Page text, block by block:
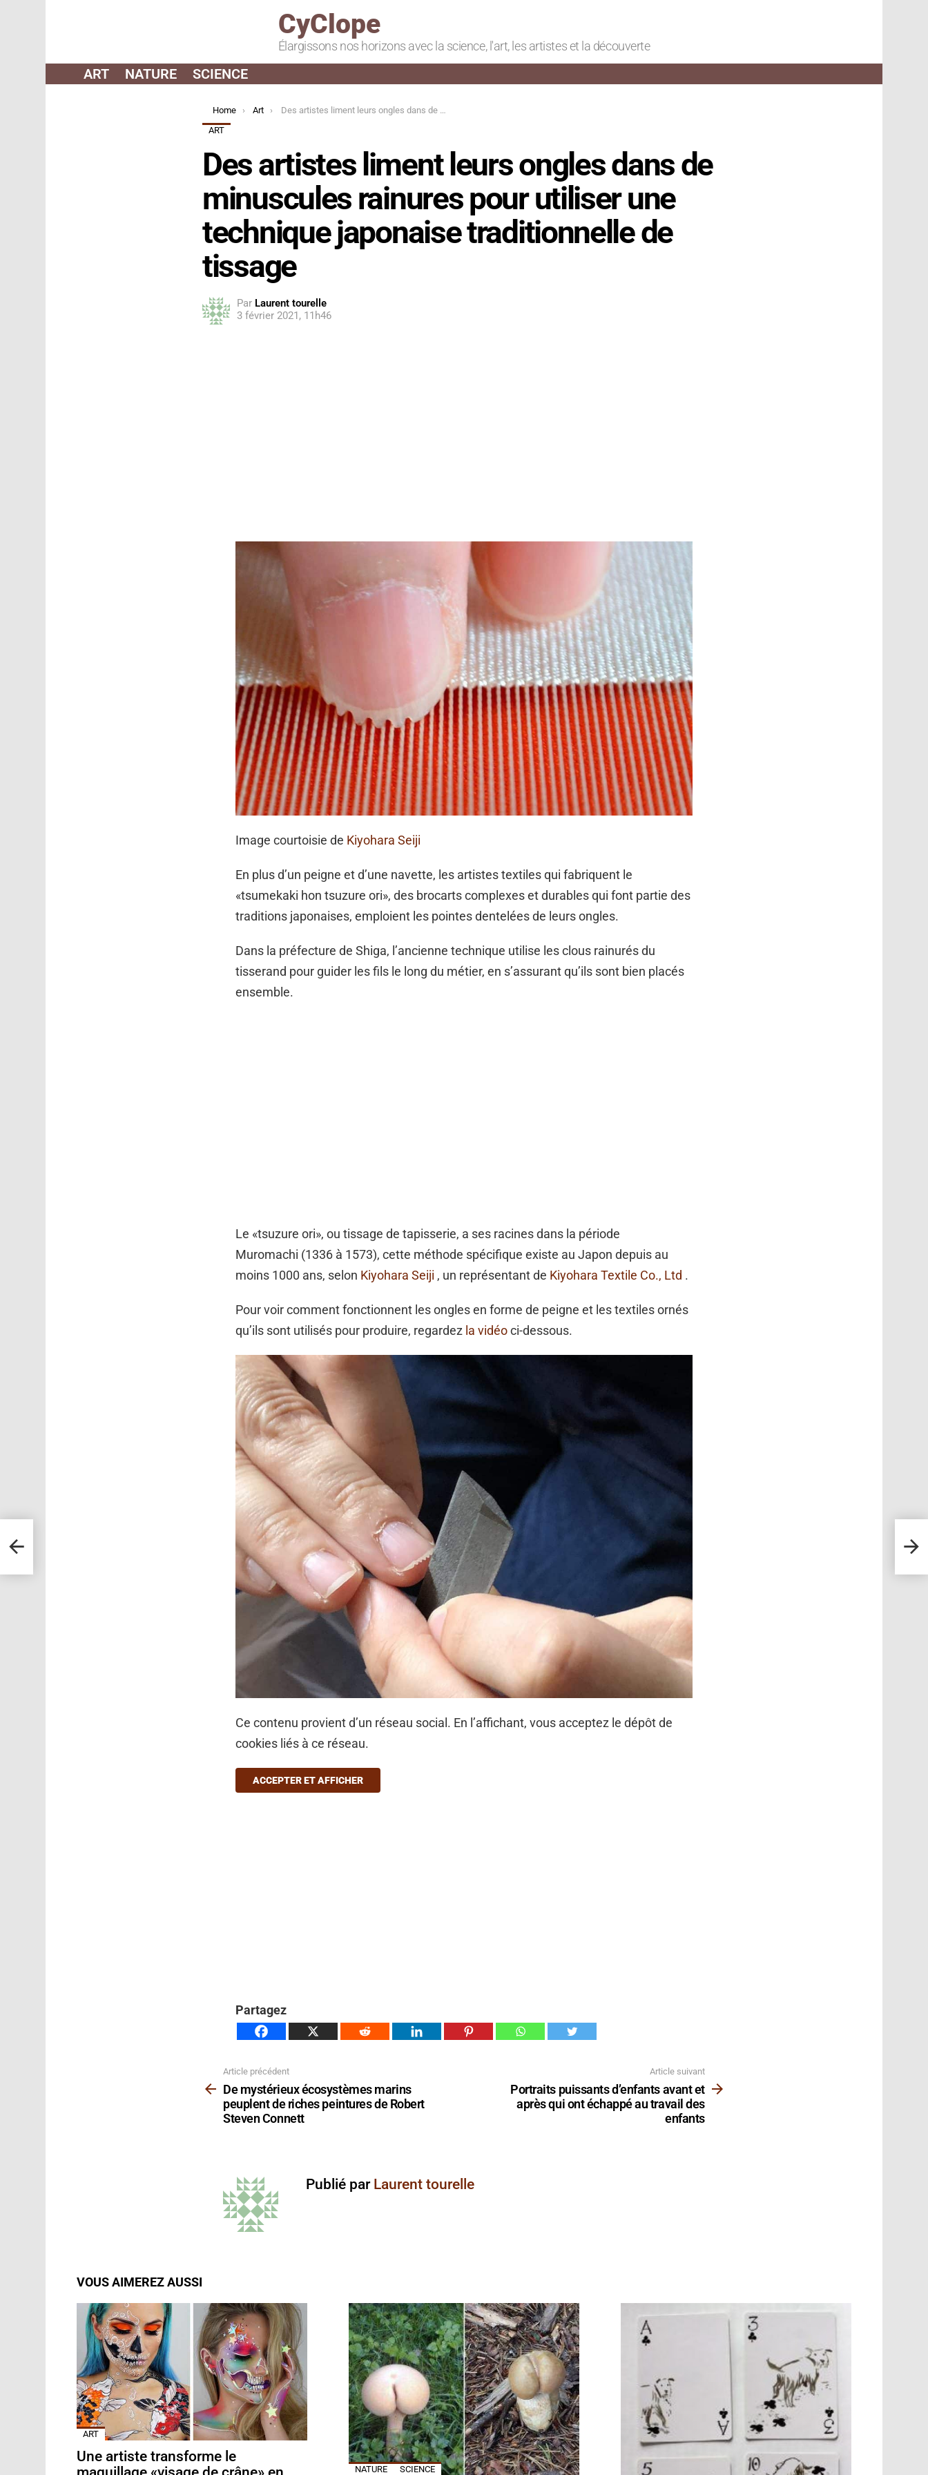
CyClope
Élargissons nos horizons avec la science, l'art, les artistes et la découverte
ART NATURE SCIENCE
You are here:
Home Art
Des artistes liment leurs ongles dans de minuscules rainures pour utiliser une technique japonaise traditionnelle de tissage
ART
Des artistes liment leurs ongles dans de
minuscules rainures pour utiliser une
technique japonaise traditionnelle de
tissage
Par Laurent tourelle
3 février 2021, 11h46
Image courtoisie de Kiyohara Seiji
En plus d’un peigne et d’une navette, les artistes textiles qui fabriquent le
«tsumekaki hon tsuzure ori», des brocarts complexes et durables qui font partie des
traditions japonaises, emploient les pointes dentelées de leurs ongles.
Dans la préfecture de Shiga, l’ancienne technique utilise les clous rainurés du
tisserand pour guider les fils le long du métier, en s’assurant qu’ils sont bien placés
ensemble.
Le «tsuzure ori», ou tissage de tapisserie, a ses racines dans la période
Muromachi (1336 à 1573), cette méthode spécifique existe au Japon depuis au
moins 1000 ans, selon Kiyohara Seiji , un représentant de Kiyohara Textile Co., Ltd .
Pour voir comment fonctionnent les ongles en forme de peigne et les textiles ornés
qu’ils sont utilisés pour produire, regardez la vidéoci-dessous.
Ce contenu provient d’un réseau social. En l’affichant, vous acceptez le dépôt de
cookies liés à ce réseau.
ACCEPTER ET AFFICHER
Partagez
plus
Article précédent
De mystérieux écosystèmes marins
peuplent de riches peintures de Robert
Steven Connett
Article suivant
Portraits puissants d’enfants avant et
après qui ont échappé au travail des
enfants
Publié par Laurent tourelle
VOUS AIMEREZ AUSSI
ART
Une artiste transforme le
NATURE SCIENCE
qui